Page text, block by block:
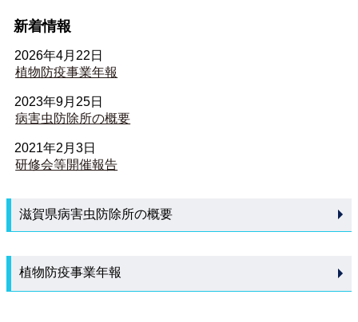
新着情報
2026年4月22日
植物防疫事業年報
2023年9月25日
病害虫防除所の概要
2021年2月3日
研修会等開催報告
滋賀県病害虫防除所の概要
植物防疫事業年報